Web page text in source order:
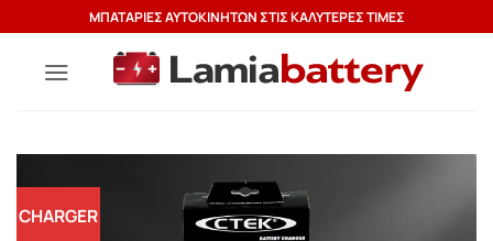
στο
περιεχόμενο
ΜΠΑΤΑΡΙΕΣ ΑΥΤΟΚΙΝΗΤΩΝ ΣΤΙΣ ΚΑΛΥΤΕΡΕΣ ΤΙΜΕΣ
CHARGER